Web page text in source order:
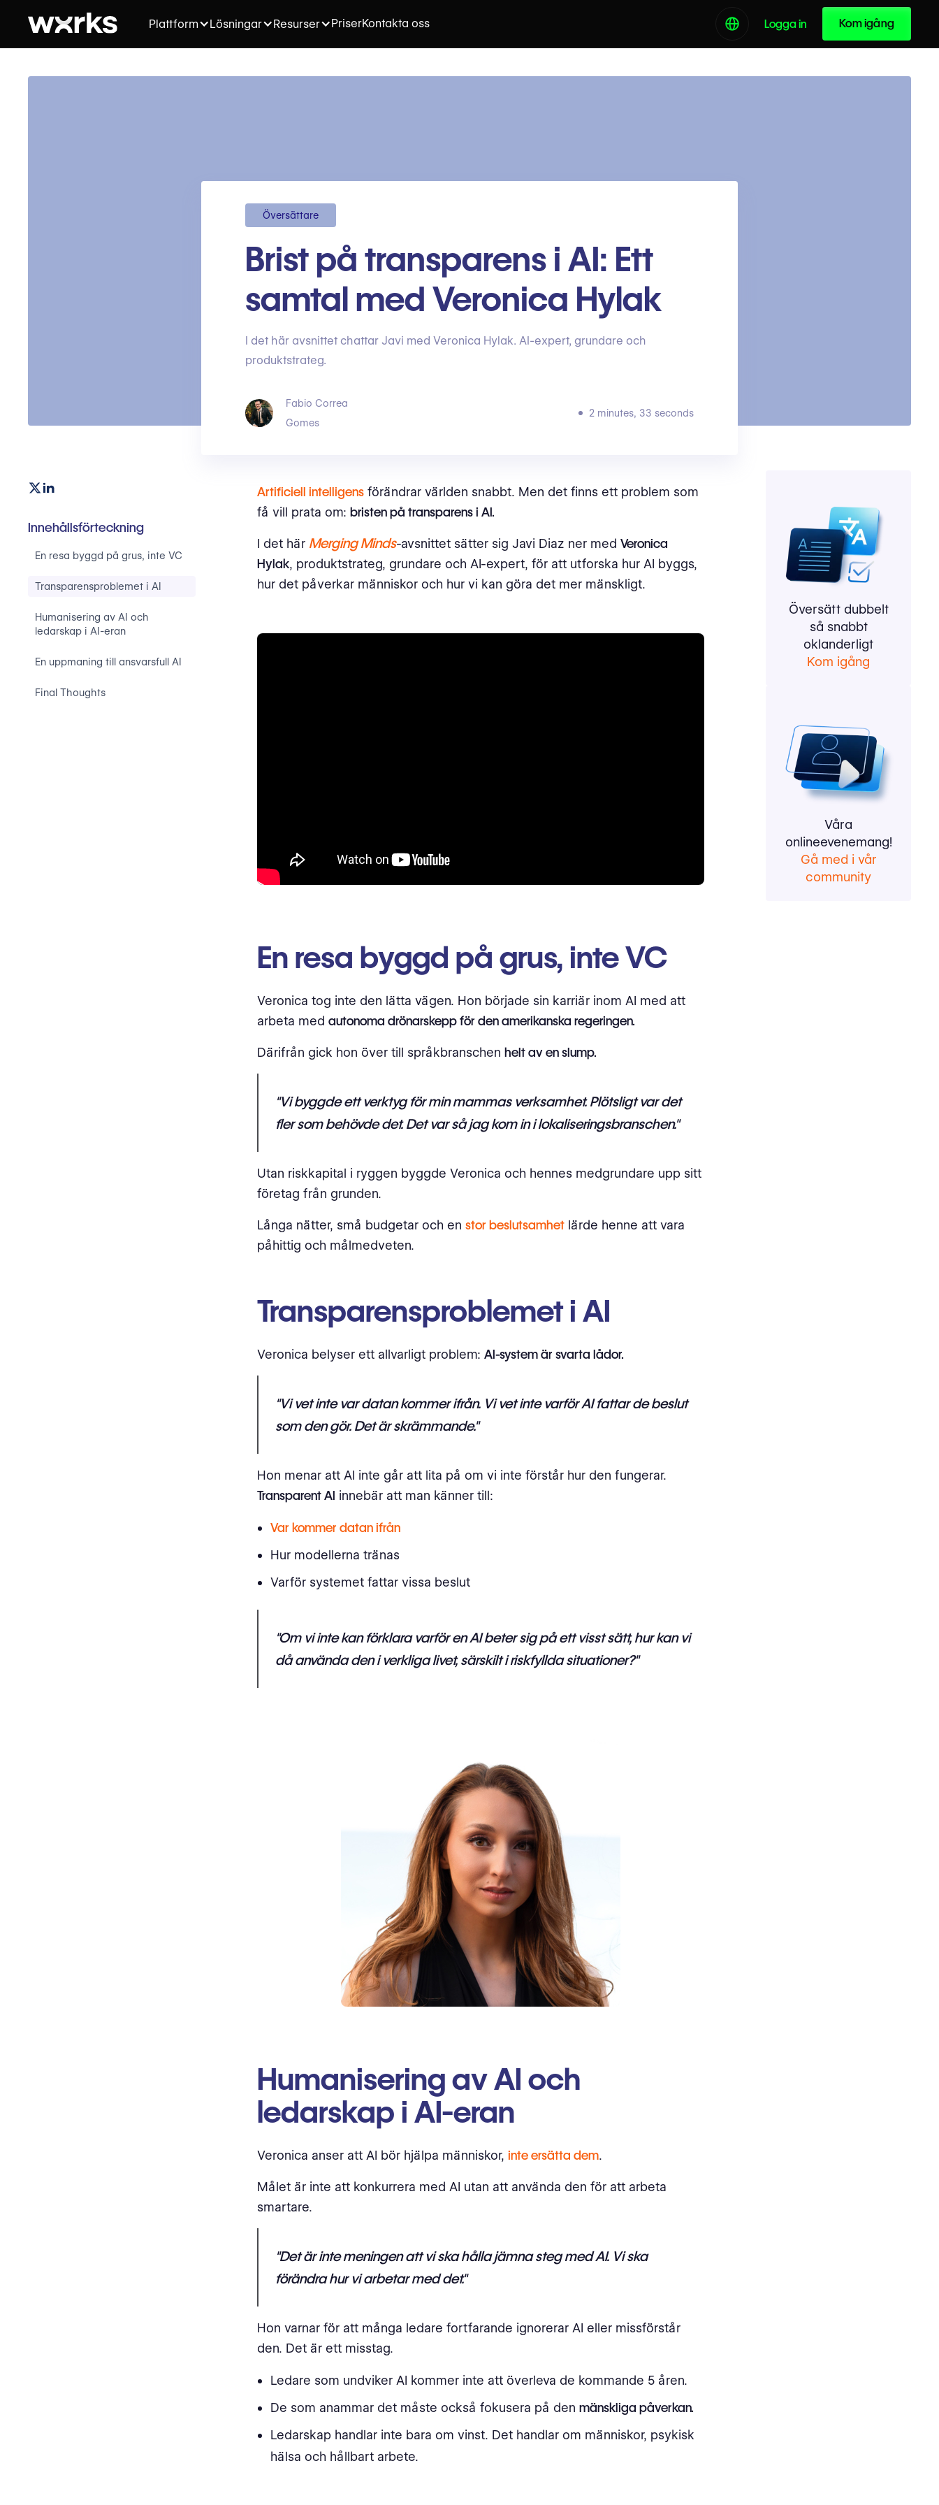
Plattform Lösningar Resurser PriserKontakta oss Logga in Kom igång
Översättare
Brist på transparens i AI: Ett
samtal med Veronica Hylak
I det här avsnittet chattar Javi med Veronica Hylak. AI-expert, grundare och
produktstrateg.
Fabio Correa
Gomes
2 minutes, 33 seconds
Innehållsförteckning
En resa byggd på grus, inte VC
Transparensproblemet i AI
Humanisering av AI och
ledarskap i AI-eran
En uppmaning till ansvarsfull AI
Final Thoughts
Artificiell intelligens förändrar världen snabbt. Men det finns ett problem som
få vill prata om: bristen på transparens i AI.
I det här Merging Minds-avsnittet sätter sig Javi Diaz ner med Veronica
Hylak, produktstrateg, grundare och AI-expert, för att utforska hur AI byggs,
hur det påverkar människor och hur vi kan göra det mer mänskligt.
En resa byggd på grus, inte VC
Veronica tog inte den lätta vägen. Hon började sin karriär inom AI med att
arbeta med autonoma drönarskepp för den amerikanska regeringen.
Därifrån gick hon över till språkbranschen helt av en slump.
"Vi byggde ett verktyg för min mammas verksamhet. Plötsligt var det
fler som behövde det. Det var så jag kom in i lokaliseringsbranschen."
Utan riskkapital i ryggen byggde Veronica och hennes medgrundare upp sitt
företag från grunden.
Långa nätter, små budgetar och en stor beslutsamhet lärde henne att vara
påhittig och målmedveten.
Transparensproblemet i AI
Veronica belyser ett allvarligt problem: AI-system är svarta lådor.
"Vi vet inte var datan kommer ifrån. Vi vet inte varför AI fattar de beslut
som den gör. Det är skrämmande."
Hon menar att AI inte går att lita på om vi inte förstår hur den fungerar.
Transparent AI innebär att man känner till:
Var kommer datan ifrån
Hur modellerna tränas
Varför systemet fattar vissa beslut
"Om vi inte kan förklara varför en AI beter sig på ett visst sätt, hur kan vi
då använda den i verkliga livet, särskilt i riskfyllda situationer?"
Humanisering av AI och
ledarskap i AI-eran
Veronica anser att AI bör hjälpa människor, inte ersätta dem.
Målet är inte att konkurrera med AI utan att använda den för att arbeta
smartare.
"Det är inte meningen att vi ska hålla jämna steg med AI. Vi ska
förändra hur vi arbetar med det."
Hon varnar för att många ledare fortfarande ignorerar AI eller missförstår
den. Det är ett misstag.
Ledare som undviker AI kommer inte att överleva de kommande 5 åren.
De som anammar det måste också fokusera på denmänskliga påverkan.
Ledarskap handlar inte bara om vinst. Det handlar om människor, psykisk
hälsa och hållbart arbete.
Översätt dubbelt
så snabbt
oklanderligt
Kom igång
Våra
onlineevenemang!
Gå med i vår
community